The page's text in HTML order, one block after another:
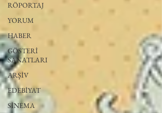
RÖPORTAJ
YORUM
HABER
GÖSTERİ
SANATLARI
ARŞİV
EDEBİYAT
SİNEMA